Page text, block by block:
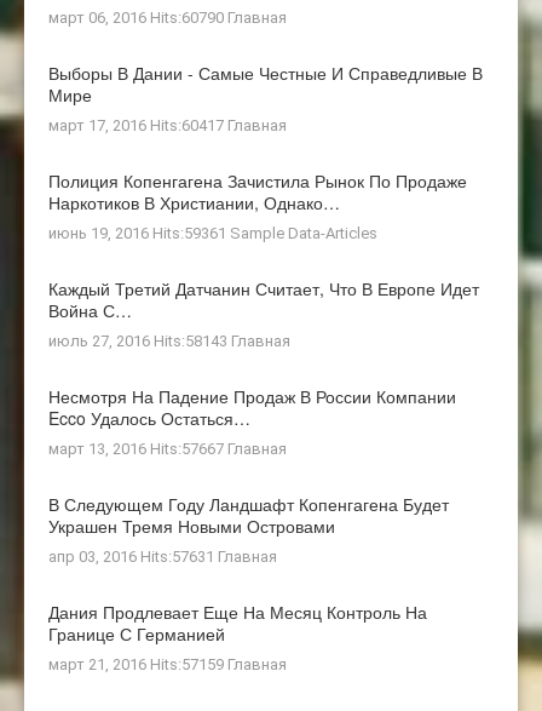
март 06, 2016 Hits:60790 Главная
Выборы В Дании - Самые Честные И Справедливые В
Мире
март 17, 2016 Hits:60417 Главная
Полиция Копенгагена Зачистила Рынок По Продаже
Наркотиков В Христиании, Однако…
июнь 19, 2016 Hits:59361 Sample Data-Articles
Каждый Третий Датчанин Считает, Что В Европе Идет
Война С…
июль 27, 2016 Hits:58143 Главная
Несмотря На Падение Продаж В России Компании
Ecco Удалось Остаться…
март 13, 2016 Hits:57667 Главная
В Следующем Году Ландшафт Копенгагена Будет
Украшен Тремя Новыми Островами
апр 03, 2016 Hits:57631 Главная
Дания Продлевает Еще На Месяц Контроль На
Границе С Германией
март 21, 2016 Hits:57159 Главная